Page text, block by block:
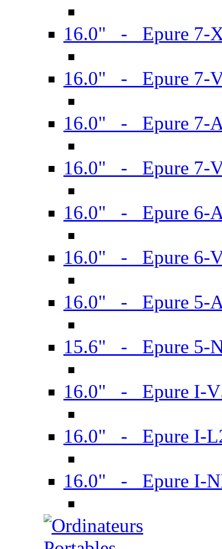
16.0" - Epure 7-
16.0" - Epure 7-
16.0" - Epure 7-
16.0" - Epure 7-
16.0" - Epure 6-
16.0" - Epure 6-
16.0" - Epure 5-
15.6" - Epure 5-
16.0" - Epure I-
16.0" - Epure I-
16.0" - Epure I-